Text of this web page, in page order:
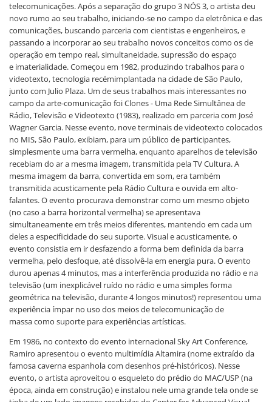
telecomunicações. Após a separação do grupo 3 NÓS 3, o artista deu
novo rumo ao seu trabalho, iniciando-se no campo da eletrônica e das
comunicações, buscando parceria com cientistas e engenheiros, e
passando a incorporar ao seu trabalho novos conceitos como os de
operação em tempo real, simultaneidade, supressão do espaço
e imaterialidade. Começou em 1982, produzindo trabalhos para o
videotexto, tecnologia recémimplantada na cidade de São Paulo,
junto com Julio Plaza. Um de seus trabalhos mais interessantes no
campo da arte-comunicação foi Clones - Uma Rede Simultânea de
Rádio, Televisão e Videotexto (1983), realizado em parceria com José
Wagner Garcia. Nesse evento, nove terminais de videotexto colocados
no MIS, São Paulo, exibiam, para um público de participantes,
simplesmente uma barra vermelha, enquanto aparelhos de televisão
recebiam do ar a mesma imagem, transmitida pela TV Cultura. A
mesma imagem da barra, convertida em som, era também
transmitida acusticamente pela Rádio Cultura e ouvida em alto-
falantes. O evento procurava demonstrar como um mesmo objeto
(no caso a barra horizontal vermelha) se apresentava
simultaneamente em três meios diferentes, mantendo em cada um
deles a especificidade do seu suporte. Visual e acusticamente, o
evento consistia em ir desfazendo a forma bem definida da barra
vermelha, pelo desfoque, até dissolvê-la em energia pura. O evento
durou apenas 4 minutos, mas a interferência produzida no rádio e na
televisão (um inexplicável ruído no rádio e uma simples forma
geométrica na televisão, durante 4 longos minutos!) representou uma
experiência ímpar no uso dos meios de telecomunicação de
massa como suporte para experiências artísticas.
Em 1986, no contexto do evento internacional Sky Art Conference,
Ramiro apresentou o evento multimídia Altamira (nome extraído da
famosa caverna espanhola com desenhos pré-históricos). Nesse
evento, o artista aproveitou o esqueleto do prédio do MAC/USP (na
época, ainda em construção) e instalou nele uma grande tela onde se